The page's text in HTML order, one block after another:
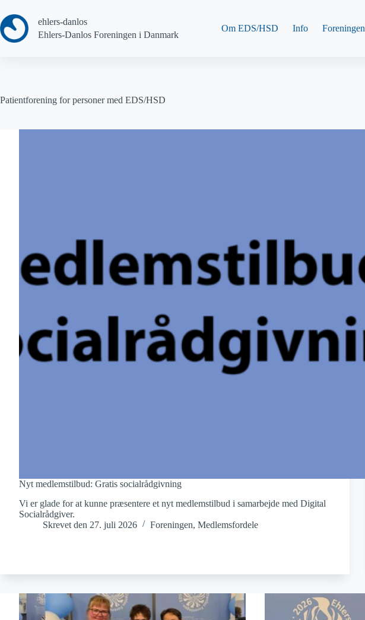
til
indhold
ehlers-danlos
Ehlers-Danlos Foreningen i Danmark
Om EDS/HSD Info Foreningen
Patientforening for personer med EDS/HSD
Nyt medlemstilbud: Gratis socialrådgivning
Vi er glade for at kunne præsentere et nyt medlemstilbud i samarbejde med Digital
Socialrådgiver.
Skrevet den 27. juli 2026 Foreningen,Medlemsfordele